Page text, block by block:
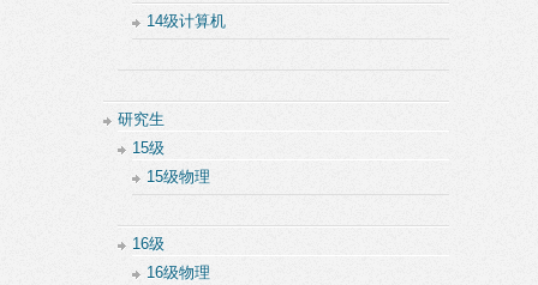
14级计算机
研究生
15级
15级物理
16级
16级物理